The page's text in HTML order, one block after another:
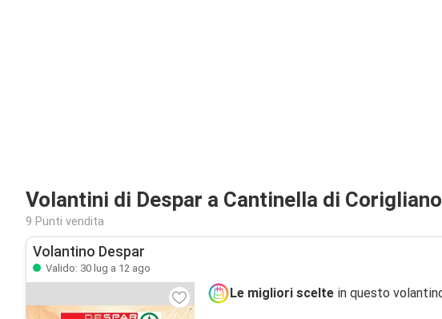
Volantini di Despar a Cantinella di
9 Punti vendita
Volantino Despar
Valido: 30 lug a 12 ago
Le migliori scelte in questo